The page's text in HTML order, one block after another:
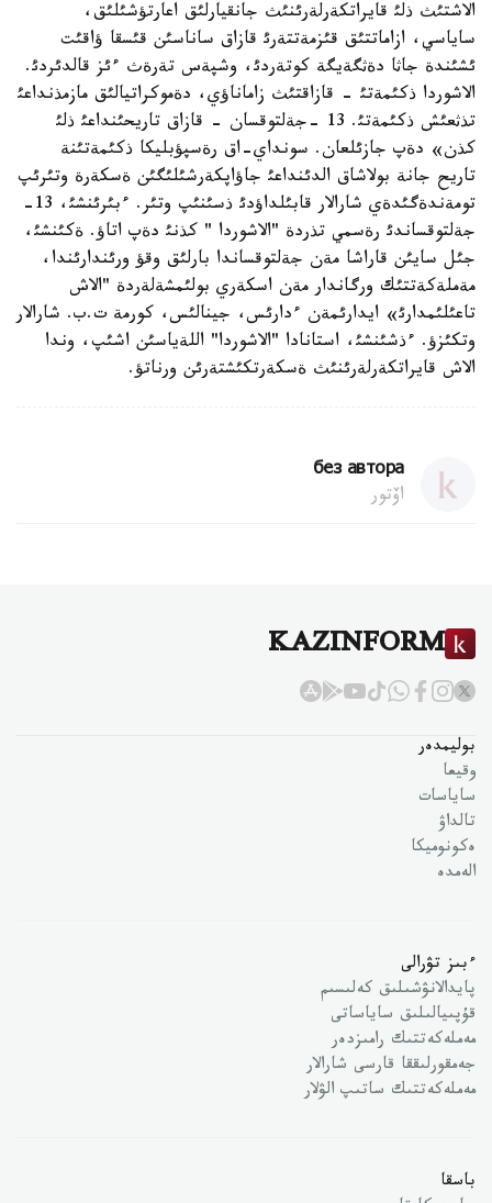
الاشتئث ذلئ قايراتكةرلةرئنئث جانقيارلئق اعارتؤشئلئق،
ساياسي، ازاماتتئق قئزمةتتةرئ قازاق ساناسئن قئسقا ؤاقئت
ئشئندة جاثا دةثگةيگة كوتةردئ، وشپةس تةرةث ءئز قالدئردئ.
الاشوردا ذكئمةتئ - قازاقتئث زاماناؤي، دةموكراتيالئق مازمذنداعئ
تذثعئش ذكئمةتئ. 13 -جةلتوقسان - قازاق تاريحئنداعئ ذلئ
كذن» دةپ جازئلعان. سونداي-اق رةسپؤبليكا ذكئمةتئنة
تاريح جانة بولاشاق الدئنداعئ جاؤاپكةرشئلئگئن ةسكةرة وتئرئپ
تومةندةگئدةي شارالار قابئلداؤدئ ذسئنئپ وتئر. ءبئرئنشئ، 13-
جةلتوقساندئ رةسمي تذردة "الاشوردا " كذنئ دةپ اتاؤ. ةكئنشئ،
جئل سايئن قاراشا مةن جةلتوقساندا بارلئق وقؤ ورئندارئندا،
مةملةكةتتئك ورگاندار مةن اسكةري بولئمشةلةردة "الاش
تاعئلئمدارئ» ايدارئمةن ءدارئس، جينالئس، كورمة ت.ب. شارالار
وتكئزؤ. ءذشئنشئ، استانادا "الاشوردا" اللةياسئن اشئپ، وندا
الاش قايراتكةرلةرئنئث ةسكةرتكئشتةرئن ورناتؤ.
без автора
اۆتور
KAZINFORM
بوليمدەر
وقيعا
ساياسات
تالداۋ
ەكونوميكا
الەمدە
ءبىز تۋرالى
پايدالانۋشىلىق كەلىسىم
قۇپىيالىلىق ساياساتى
مەملەكەتتىك رامىزدەر
جەمقورلىققا قارسى شارالار
مەملەكەتتىك ساتىپ الۋلار
باسقا